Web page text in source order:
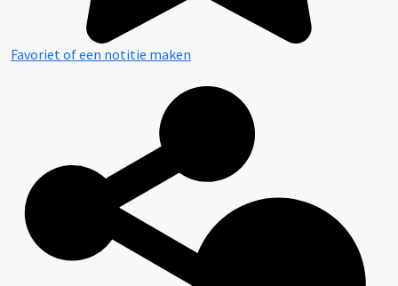
Favoriet of een notitie maken